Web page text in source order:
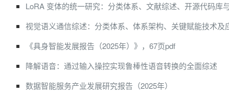
LoRA 变体的统一研究：分类体系、文献综述、开源代码库
视觉语义通信综述：分类体系、体系架构、关键赋能技术及
《具身智能发展报告（2025年）》，67页pdf
降解语音：通过输入操控实现鲁棒性语音转换的全面综述
数据智能服务产业发展研究报告（2025年）